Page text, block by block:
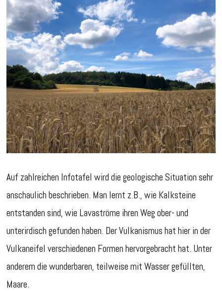
Auf zahlreichen Infotafel wird die geologische Situation sehr
anschaulich beschrieben. Man lernt z.B., wie Kalksteine
entstanden sind, wie Lavaströme ihren Weg ober- und
unterirdisch gefunden haben. Der Vulkanismus hat hier in der
Vulkaneifel verschiedenen Formen hervorgebracht hat. Unter
anderem die wunderbaren, teilweise mit Wasser gefüllten,
Maare.